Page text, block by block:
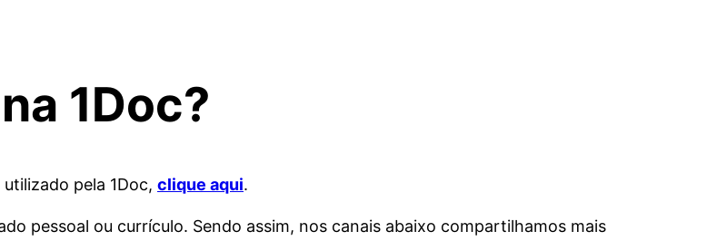
1Doc?
pela 1Doc, clique aqui.
pessoal ou currículo. Sendo assim, nos canais abaixo compartilhamos mais